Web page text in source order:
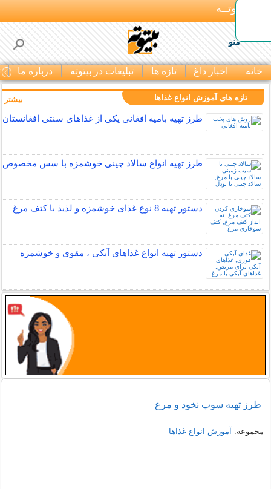
بـیتوتــه
منو
خانه اخبار داغ تازه ها تبلیغات در بیتوته درباره ما
تازه های آموزش انواع غذاها
طرز تهیه بامیه افغانی یکی از غذاهای سنتی افغانستان
طرز تهیه انواع سالاد چینی خوشمزه با سس مخصوص
دستور تهیه 8 نوع غذای خوشمزه و لذیذ با کتف مرغ
دستور تهیه انواع غذاهای آبکی ، مقوی و خوشمزه
بیشتر
طرز تهیه سوپ نخود و مرغ
مجموعه: آموزش انواع غذاها